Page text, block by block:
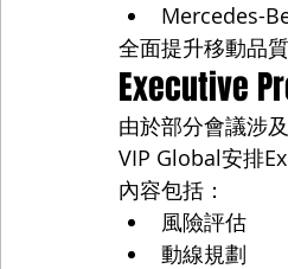
Mercedes-
全面提升移動品質
Executive
由於部分會議涉
VIP Global安排
內容包括：
風險評估
動線規劃